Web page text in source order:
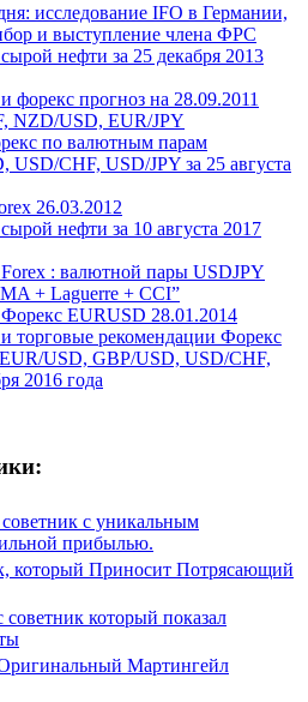
исследование IFO в Германии,
и выступление члена ФРС
нефти за 25 декабря 2013
форекс прогноз на 28.09.2011
NZD/USD, EUR/JPY
по валютным парам
CHF, USD/JPY за 25 августа
26.03.2012
нефти за 10 августа 2017
: валютной пары USDJPY
+ Laguerre + CCI”
EURUSD 28.01.2014
торговые рекомендации Форекс
USD, GBP/USD, USD/CHF,
2016 года
с уникальным
прибылью.
который Приносит Потрясающий
который показал
Мартингейл